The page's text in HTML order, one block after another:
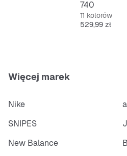
Elastyczny, trwały i
każde przygody.
740
11 kolorów
Cena
529,99 zł
Więcej marek
Nike
SNIPES
New Balance